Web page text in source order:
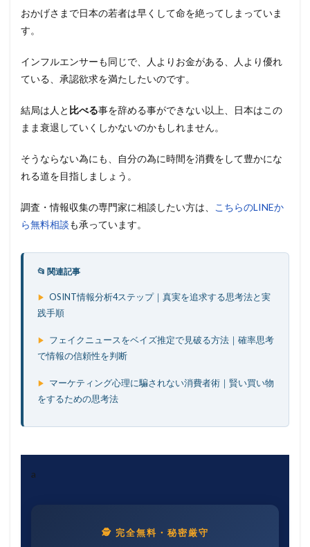
おかげさまで日本の若者は早くして命を絶ってしまっていま
す。
インフルエンサーも同じで、人よりお金がある、人より優れ
ている、承認欲求を満たしたいのです。
結局は人と 比べる事を辞める事ができない以上、日本はこの
まま衰退していくしかないのかもしれません。
そうならない為にも、自分の為に時間を消費をして豊かにな
れる道を目指しましょう。
調査・情報収集の専門家に相談したい方は、
こちらのLINEか
ら無料相談も承っています。
📂 関連記事
▶
OSINT情報分析4ステップ｜真実を追求する思考法と実
践手順
▶
フェイクニュースをベイズ推定で見破る方法｜確率思考
で情報の信頼性を判断
▶
マーケティング心理に騙されない消費者術｜賢い買い物
をするための思考法
a
🕵 完全無料・秘密厳守